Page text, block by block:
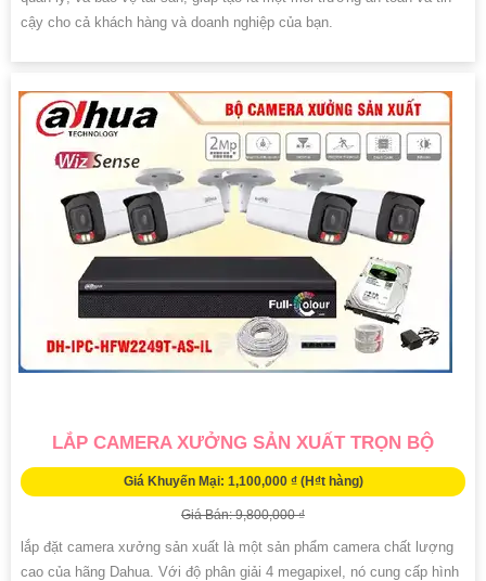
cậy cho cả khách hàng và doanh nghiệp của bạn.
LẮP CAMERA XƯỞNG SẢN XUẤT TRỌN BỘ
Giá Khuyến Mại: 1,100,000 ₫ (H₫t hàng)
Giá Bán: 9,800,000 ₫
lắp đặt camera xưởng sản xuất là một sản phẩm camera chất lượng
cao của hãng Dahua. Với độ phân giải 4 megapixel, nó cung cấp hình